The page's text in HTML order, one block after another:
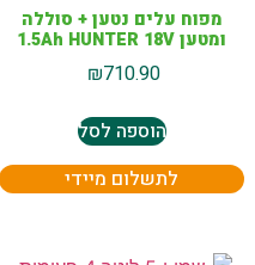
מפוח עלים נטען + סוללה
ומטען 1.5Ah HUNTER 18V
₪710.90
הוספה לסל
לתשלום מיידי